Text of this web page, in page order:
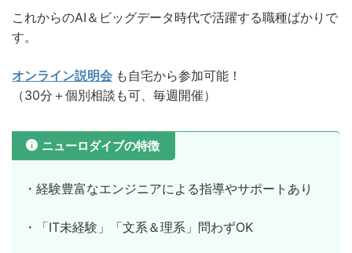
これからのAI＆ビッグデータ時代で活躍する職種ばかりで
す。
オンライン説明会 も自宅から参加可能！
（30分＋個別相談も可、毎週開催）
ニューロダイブの特徴
・経験豊富なエンジニアによる指導やサポートあり
・「IT未経験」「文系＆理系」問わずOK